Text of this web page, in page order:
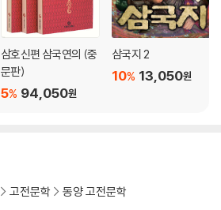
삼호신편 삼국연의 (중
문판)
94,050원
5%
삼국지 2
13,050원
10%
고전문학 동양 고전문학